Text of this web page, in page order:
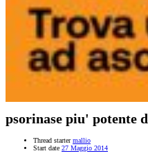
psorinase piu' potente
Thread starter mallio
Start date 27 Maggio 2014